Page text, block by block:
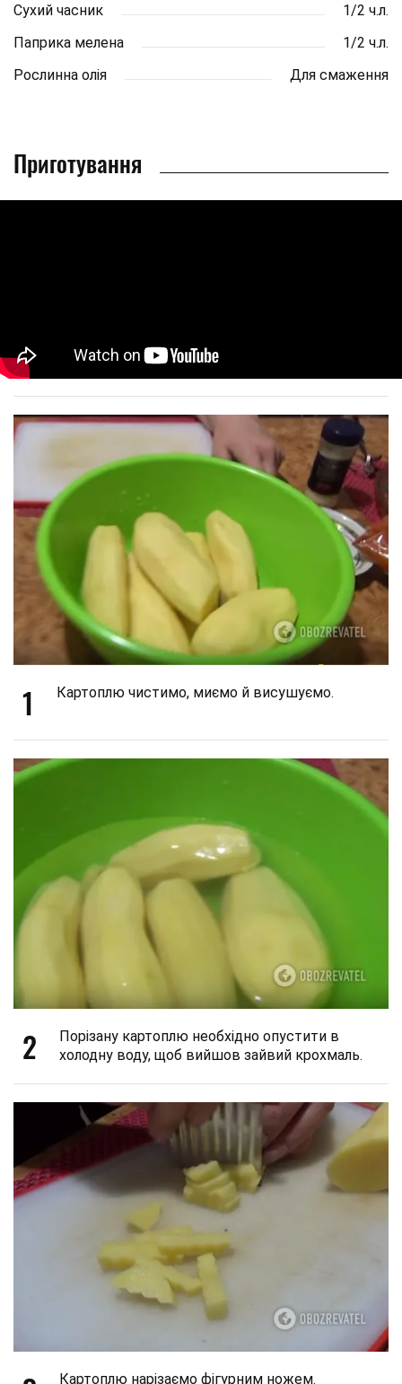
Сухий часник
1/2 ч.л.
Паприка мелена
1/2 ч.л.
Рослинна олія
Для смаження
Приготування
1 Картоплю чистимо, миємо й висушуємо.
2
Порізану картоплю необхідно опустити в
холодну воду, щоб вийшов зайвий крохмаль.
Картоплю нарізаємо фігурним ножем.